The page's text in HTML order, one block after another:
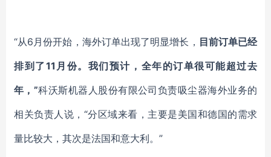
“从6月份开始，海外订单出现了明显增长， 目前订单已经
排到了11月份。我们预计，全年的订单很可能超过去
年，”科沃斯机器人股份有限公司负责吸尘器海外业务的
相关负责人说， “分区域来看，主要是美国和德国的需求
量比较大，其次是法国和意大利。”